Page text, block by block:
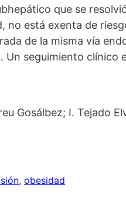
que se
no está exenta de
de la misma vía
seguimiento clínico
Gosálbez; I. Tejado
, obesidad